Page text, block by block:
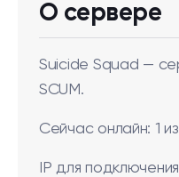
О сервере
Suicide Squad —
SCUM.
Сейчас онлайн: 1
IP для